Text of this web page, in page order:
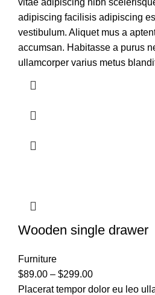
adipiscing facilisis adipiscing
vestibulum. Aliquet mus a
accumsan. Habitasse a purus
ullamcorper varius metus
Wooden single drawer
Furniture
$89.00 – $299.00
Placerat tempor dolor eu leo